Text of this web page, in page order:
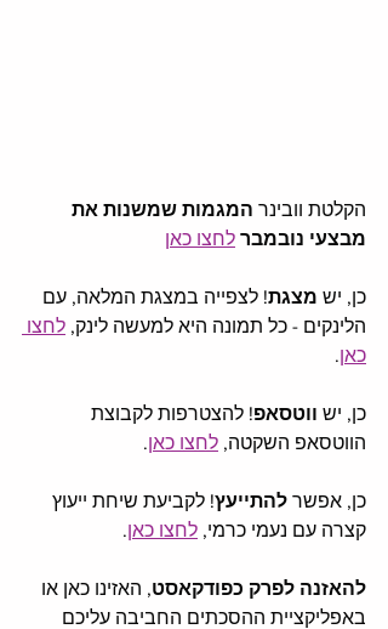
הקלטת וובינר המגמות שמשנות את
מבצעי נובמבר לחצו כאן
כן, יש מצגת! לצפייה במצגת המלאה, עם
הלינקים - כל תמונה היא למעשה לינק, לחצו
כאן.
כן, יש ווטסאפ! להצטרפות לקבוצת
הווטסאפ השקטה, לחצו כאן.
כן, אפשר להתייעץ! לקביעת שיחת ייעוץ
קצרה עם נעמי כרמי, לחצו כאן.
להאזנה לפרק כפודקאסט, האזינו כאן או
באפליקציית ההסכתים החביבה עליכם